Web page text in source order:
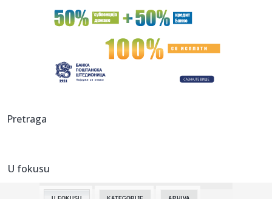
16:43:Spoljna politika Srbije
Menjaju se pravila za poreze u Srbiji! Predlog već u
16:42:BEŠIKTAŠ NE DOLAZI DA STATIRA: Čelnik otkrio veliki plan,
prete ...
16:32:
Pretraga
U fokusu